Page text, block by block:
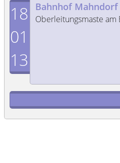
18
01
13
Bahnhof Mahndorf
Oberleitungsmaste am